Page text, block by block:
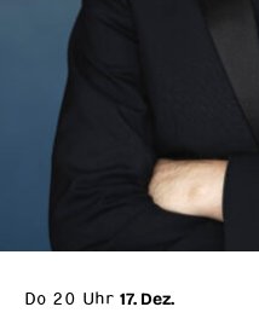
Do 20 Uhr 17. Dez.